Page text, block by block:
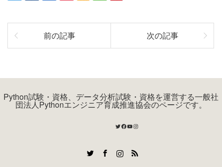
前の記事 次の記事
Python試験・資格、データ分析試験・資格を運営する一般社
団法人Pythonエンジニア育成推進協会のページです。
Twitter
Facebook
YouTube
Instagram
RSS